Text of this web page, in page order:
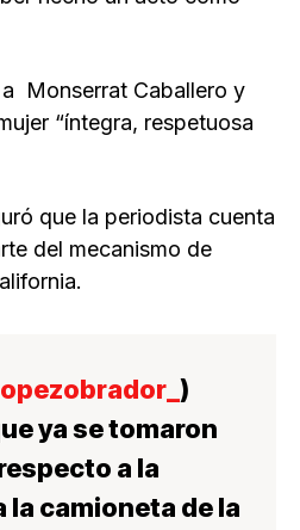
Monserrat Caballero y
“íntegra, respetuosa
que la periodista cuenta
del mecanismo de
)
ya se tomaron
a la
la camioneta de la